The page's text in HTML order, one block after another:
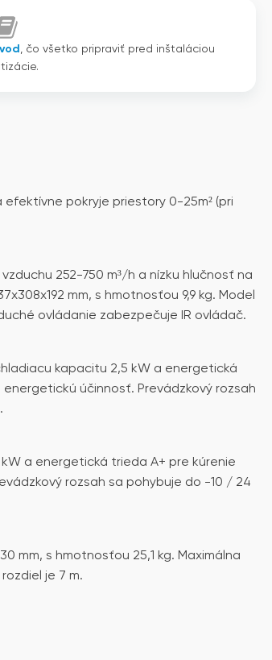
, čo všetko pripraviť pred inštaláciou
pokryje priestory 0-25m² (pri
252-750 m³/h a nízku hlučnosť na
mm, s hmotnosťou 9,9 kg. Model
ovládanie zabezpečuje IR ovládač.
kapacitu 2,5 kW a energetická
účinnosť. Prevádzkový rozsah
a energetická trieda A+ pre kúrenie
rozsah sa pohybuje do -10 / 24
mm, s hmotnosťou 25,1 kg. Maximálna
je 7 m.